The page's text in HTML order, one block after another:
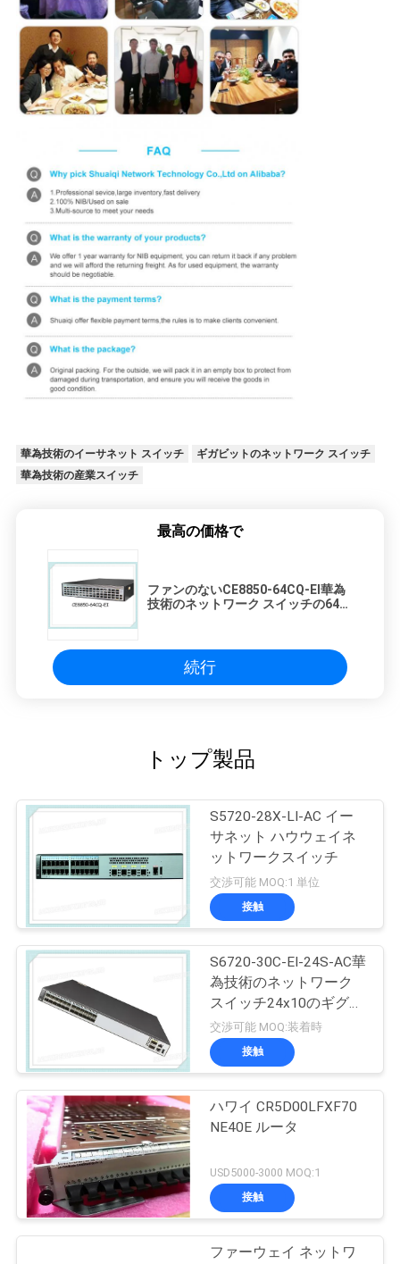
華為技術のイーサネット スイッチ
ギガビットのネットワーク スイッチ
華為技術の産業スイッチ
最高の価格で
ファンのないCE8850-64CQ-EI華為
技術のネットワーク スイッチの64港
続行
トップ製品
S5720-28X-LI-AC イー
サネット ハウウェイネ
ットワークスイッチ
交渉可能 MOQ:1 単位
接触
S6720-30C-EI-24S-AC華
為技術のネットワーク
スイッチ24x10のギグ
SFP+ 2x40のギグ
QSFP+は左舷に取りま
す
交渉可能 MOQ:装着時
接触
ハワイ CR5D00LFXF70
NE40E ルータ
USD5000-3000 MOQ:1
接触
ファーウェイ ネットワ